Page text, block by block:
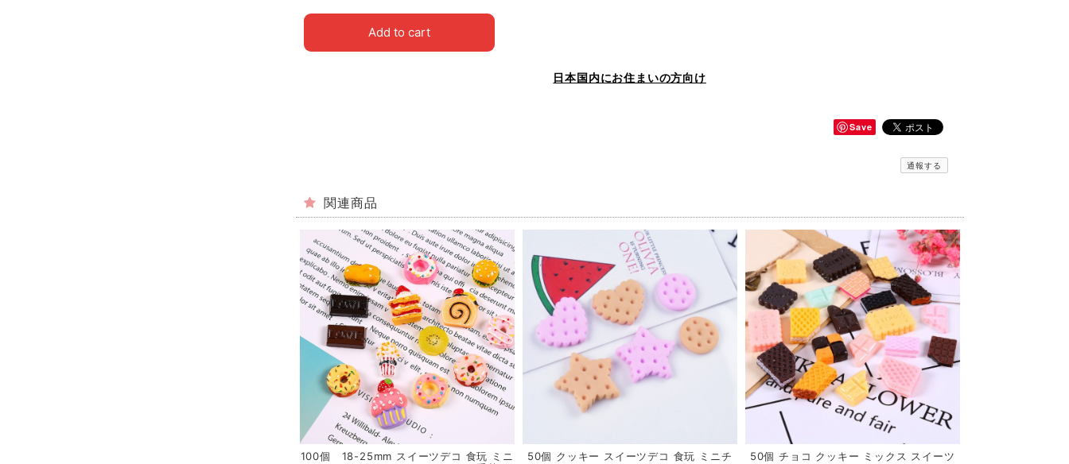
Add to cart
日本国内にお住まいの方向け
Save
通報する
関連商品
100個 18-25mm スイーツデコ 食玩 ミニ
50個 クッキー スイーツデコ 食玩 ミニチ
50個 チョコ クッキー ミックス スイーツ